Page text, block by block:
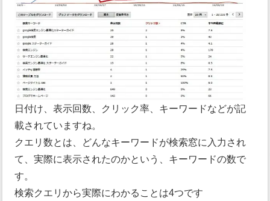
日付け、表示回数、クリック率、キーワードなどが記
載されていますね。
クエリ数とは、どんなキーワードが検索窓に入力され
て、実際に表示されたのかという、キーワードの数で
す。
検索クエリから実際にわかることは4つです